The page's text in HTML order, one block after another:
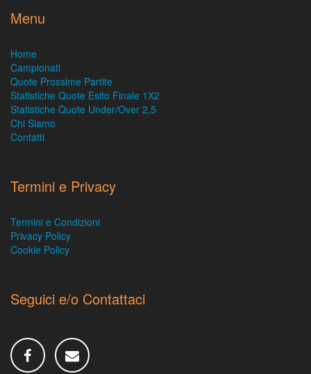
Menu
Home
Campionati
Quote Prossime Partite
Statistiche Quote Esito Finale 1X2
Statistiche Quote Under/Over 2,5
Chi Siamo
Contatti
Termini e Privacy
Termini e Condizioni
Privacy Policy
Cookie Policy
Seguici e/o Contattaci